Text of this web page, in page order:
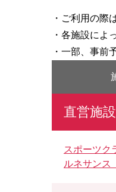
・ご利用の際
・各施設によ
・一部、事前
直営施
スポーツク
ルネサン